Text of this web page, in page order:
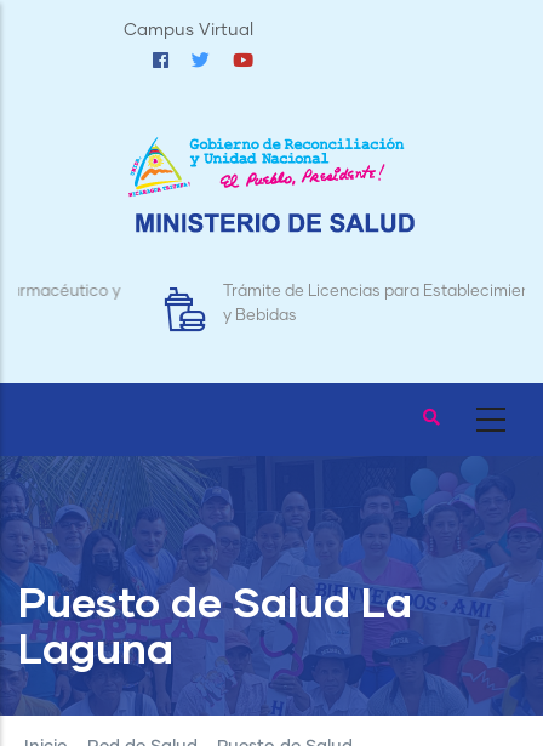
Campus Virtual
Trámite de Licencias para Establecimientos de Alimentos
Puesto de Salud La
Laguna